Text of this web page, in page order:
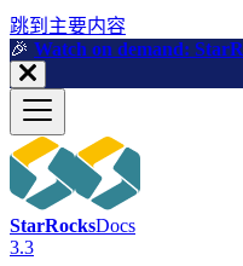
跳到主要内容
🎉️ Watch on demand:
StarRocksDocs
3.3